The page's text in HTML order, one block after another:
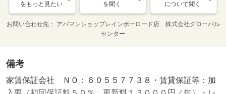
をもっと見たい を聞く について聞く
お問い合わせ先
アパマンショップレインボーロード店 株式会社グローバル
センター
備考
家賃保証会社 ＮＯ：６０５５７７３８・賃貸保証等：加